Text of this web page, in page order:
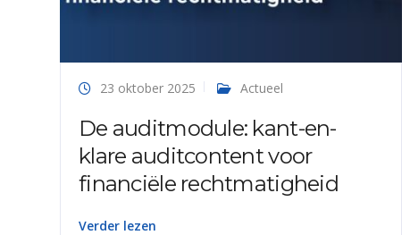
23 oktober 2025 Actueel
De auditmodule: kant-en-
klare auditcontent voor
financiële rechtmatigheid
Verder lezen